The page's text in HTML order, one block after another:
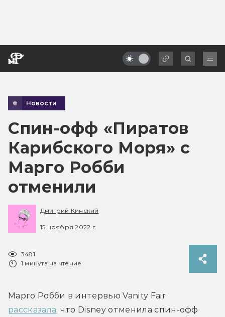
Новости
Спин-офф «Пиратов
Карибского Моря» с
Марго Робби
отменили
Дмитрий Кинский
15 ноября 2022 г.
3481
1 минута на чтение
рассказала, что Disney отменила спин-офф